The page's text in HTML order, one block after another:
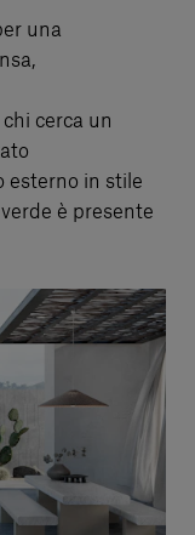
una
cerca un
esterno in stile
è presente